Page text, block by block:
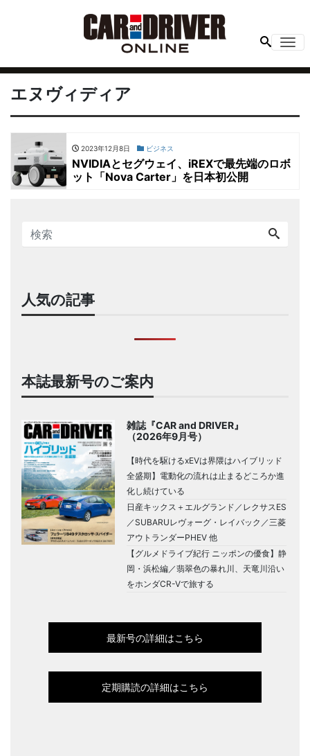
エヌヴィディア
2023年12月8日 ビジネス
NVIDIAとセグウェイ、iREXで最先端のロボ
ット「Nova Carter」を日本初公開
人気の記事
本誌最新号のご案内
雑誌『CAR and DRIVER』
（2026年9月号）
【時代を駆けるxEVは界隈はハイブリッド
全盛期】電動化の流れは止まるどころか進
化し続けている
日産キックス＋エルグランド／レクサスES
／SUBARUレヴォーグ・レイバック／三菱
アウトランダーPHEV 他
【グルメドライブ紀行 ニッポンの優食】静
岡・浜松編／翡翠色の暴れ川、天竜川沿い
をホンダCR-Vで旅する
最新号の詳細はこちら
定期購読の詳細はこちら